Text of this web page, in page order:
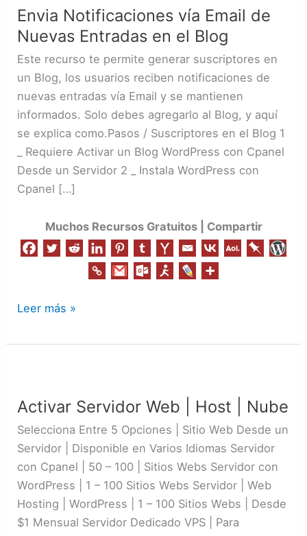
Envia Notificaciones vía Email de
Nuevas Entradas en el Blog
Este recurso te permite generar suscriptores en
un Blog, los usuarios reciben notificaciones de
nuevas entradas vía Email y se mantienen
informados. Solo debes agregarlo al Blog, y aquí
se explica como.Pasos / Suscriptores en el Blog 1
_ Requiere Activar un Blog WordPress con Cpanel
Desde un Servidor 2 _ Instala WordPress con
Cpanel […]
Muchos Recursos Gratuitos | Compartir
Blog
Leer más »
Activar Servidor Web | Host | Nube
Selecciona Entre 5 Opciones | Sitio Web Desde un
Servidor | Disponible en Varios Idiomas Servidor
con Cpanel | 50 – 100 | Sitios Webs Servidor con
WordPress | 1 – 100 Sitios Webs Servidor | Web
Hosting | WordPress | 1 – 100 Sitios Webs | Desde
$1 Mensual Servidor Dedicado VPS | Para
Web
|
Host
|
Nube